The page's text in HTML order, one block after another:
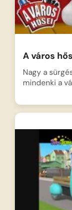
A város
Nagy a
mindenki a